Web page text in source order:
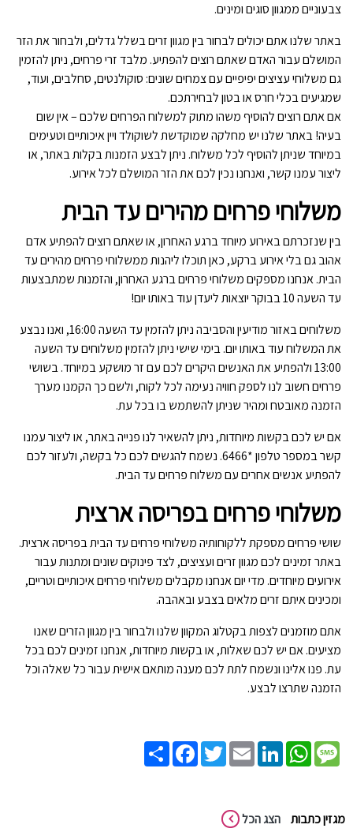
צבעוניים ממגוון סוגים ומינים.
באתר שלנו אתם יכולים לבחור בין מגוון זרים בשלל גדלים, ולבחור את הזר
המושלם עבור האדם שאתם רוצים להפתיע. מלבד זרי פרחים, ניתן להזמין
גם משלוחי עציצים יפיפיים עם צמחים שונים: סוקולנטים, סחלבים, ועוד,
שמגיעים בכלי חרס או בטון לבחירתכם.
אם אתם רוצים להוסיף משהו מתוק למשלוח הפרחים שלכם – אין שום
בעיה! באתר שלנו יש מחלקה שמוקדשת לשוקולד ויין איכותיים וטעימים
במיוחד שניתן להוסיף לכל משלוח. ניתן לבצע הזמנות בקלות באתר, או
ליצור עמנו קשר, ואנחנו נכין לכם את הזר המושלם לכל אירוע.
משלוחי פרחים מהירים עד הבית
בין שנזכרתם באירוע מיוחד ברגע האחרון, או שאתם רוצים להפתיע אדם
אהוב גם בלי אירוע ברקע, כאן תוכלו ליהנות ממשלוחי פרחים מהירים עד
הבית. אנחנו מספקים משלוחי פרחים ברגע האחרון, והזמנות שמתבצעות
עד השעה 10 בבוקר יוצאות ליעדן עוד באותו יום!
משלוחים באזור מודיעין והסביבה ניתן להזמין עד השעה 16:00, ואנו נבצע
את המשלוח עוד באותו יום. בימי שישי ניתן להזמין משלוחים עד השעה
13:00 ולהפתיע את האנשים היקרים לכם עם זר מושקע במיוחד. בשושי
פרחים חשוב לנו לספק חוויה נעימה לכל לקוח, ולשם כך הקמנו מערך
הזמנה מאובטח ומהיר שניתן להשתמש בו בכל עת.
אם יש לכם בקשות מיוחדות, ניתן להשאיר לנו פנייה באתר, או ליצור עמנו
קשר במספר טלפון *6466. נשמח להגשים לכם כל בקשה, ולעזור לכם
להפתיע אנשים אחרים עם משלוח פרחים עד הבית.
משלוחי פרחים בפריסה ארצית
שושי פרחים מספקת ללקוחותיה משלוחי פרחים עד הבית בפריסה ארצית.
באתר זמינים לכם מגוון זרים ועציצים, לצד פינוקים שונים ומתנות עבור
אירועים מיוחדים. מדי יום אנחנו מקבלים משלוחי פרחים איכותיים וטריים,
ומכינים איתם זרים מלאים בצבע ובאהבה.
אתם מוזמנים לצפות בקטלוג המקוון שלנו ולבחור בין מגוון הזרים שאנו
מציעים. אם יש לכם שאלות, או בקשות מיוחדות, אנחנו זמינים לכם בכל
עת. פנו אלינו ונשמח לתת לכם מענה מותאם אישית עבור כל שאלה וכל
הזמנה שתרצו לבצע.
Share
FacebookTwitterEmail
LinkedIn
WhatsAppMessage
מגזין כתבות הצג הכל